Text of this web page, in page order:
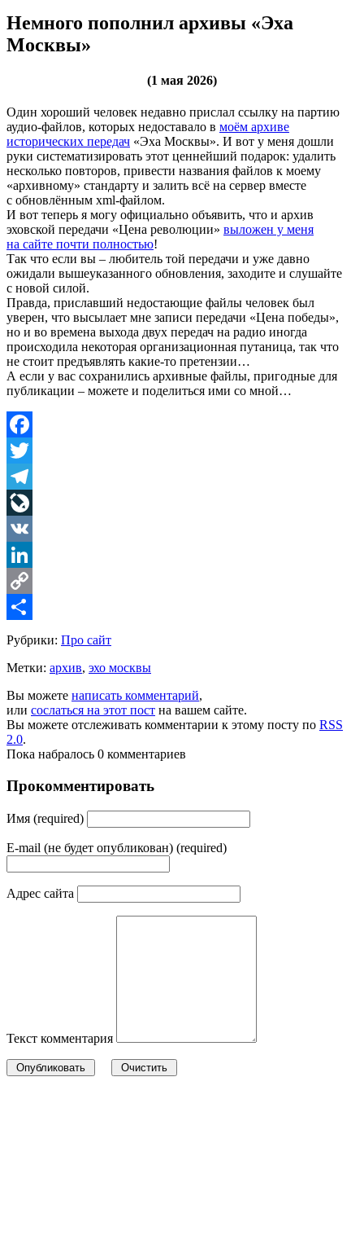
Немного пополнил архивы «Эха
Москвы»
(1 мая 2026)
Один хороший человек недавно прислал ссылку на партию
аудио-файлов, которых недоставало в моём архиве
исторических передач «Эха Москвы». И вот у меня дошли
руки систематизировать этот ценнейший подарок: удалить
несколько повторов, привести названия файлов к моему
«архивному» стандарту и залить всё на сервер вместе
с обновлённым xml-файлом.
И вот теперь я могу официально объявить, что и архив
эховской передачи «Цена революции» выложен у меня
на сайте почти полностью!
Так что если вы – любитель той передачи и уже давно
ожидали вышеуказанного обновления, заходите и слушайте
с новой силой.
Правда, приславший недостающие файлы человек был
уверен, что высылает мне записи передачи «Цена победы»,
но и во времена выхода двух передач на радио иногда
происходила некоторая организационная путаница, так что
не стоит предъявлять какие-то претензии…
А если у вас сохранились архивные файлы, пригодные для
публикации – можете и поделиться ими со мной…
Facebook
Twitter
Telegram
LiveJournal
VK
LinkedIn
Copy
Link
Share
Рубрики: Про сайт
Метки: архив, эхо москвы
Вы можете написать комментарий,
или сослаться на этот пост на вашем сайте.
Вы можете отслеживать комментарии к этому посту по RSS
2.0.
Пока набралось 0 комментариев
Прокомментировать
Имя (required)
E-mail (не будет опубликован) (required)
Адрес сайта
Текст комментария